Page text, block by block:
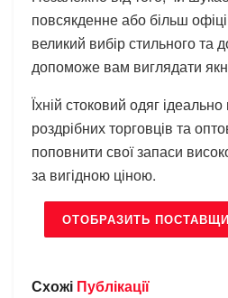
повсякденне або більш
великий вибір стильного та
допоможе вам виглядати
Їхній стоковий одяг
роздрібних торговців та
поповнити свої запаси
за вигідною ціною.
ОТОБРАЗИТЬ
Схожі Публікації